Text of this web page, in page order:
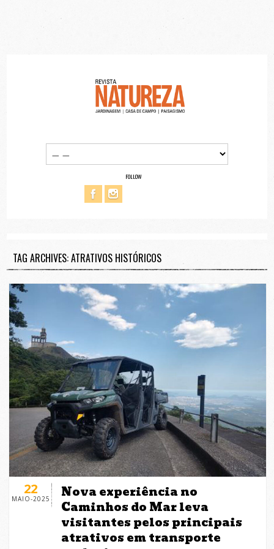
FOLLOW
TAG ARCHIVES: ATRATIVOS HISTÓRICOS
22
MAIO-2025
Nova experiência no
Caminhos do Mar leva
visitantes pelos principais
atrativos em transporte